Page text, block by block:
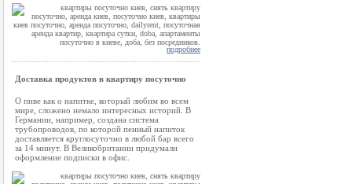
подробнее
Доставка продуктов в квартиру посуточно
О пиве как о напитке, который любим во всем
мире, сложено немало интересных историй. В
Германии, например, создана система
трубопроводов, по которой пенный напиток
доставляется круглосуточно в любой бар всего
за 14 минут. В Великобритании придумали
оформление подписки в офис.